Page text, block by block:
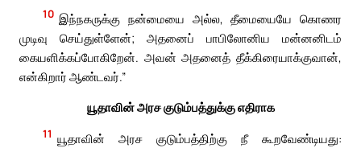
10 இந்நகருக்கு நன்மையை அல்ல, தீமையையே கொணர
முடிவு செய்துள்ளேன்; அதனைப் பாபிலோனிய மன்னனிடம்
கையளிக்கப்போகிறேன். அவன் அதனைத் தீக்கிரையாக்குவான்,
என்கிறார் ஆண்டவர்.”
யூதாவின் அரச குடும்பத்துக்கு எதிராக
11 யூதாவின் அரச குடும்பத்திற்கு நீ கூறவேண்டியது: